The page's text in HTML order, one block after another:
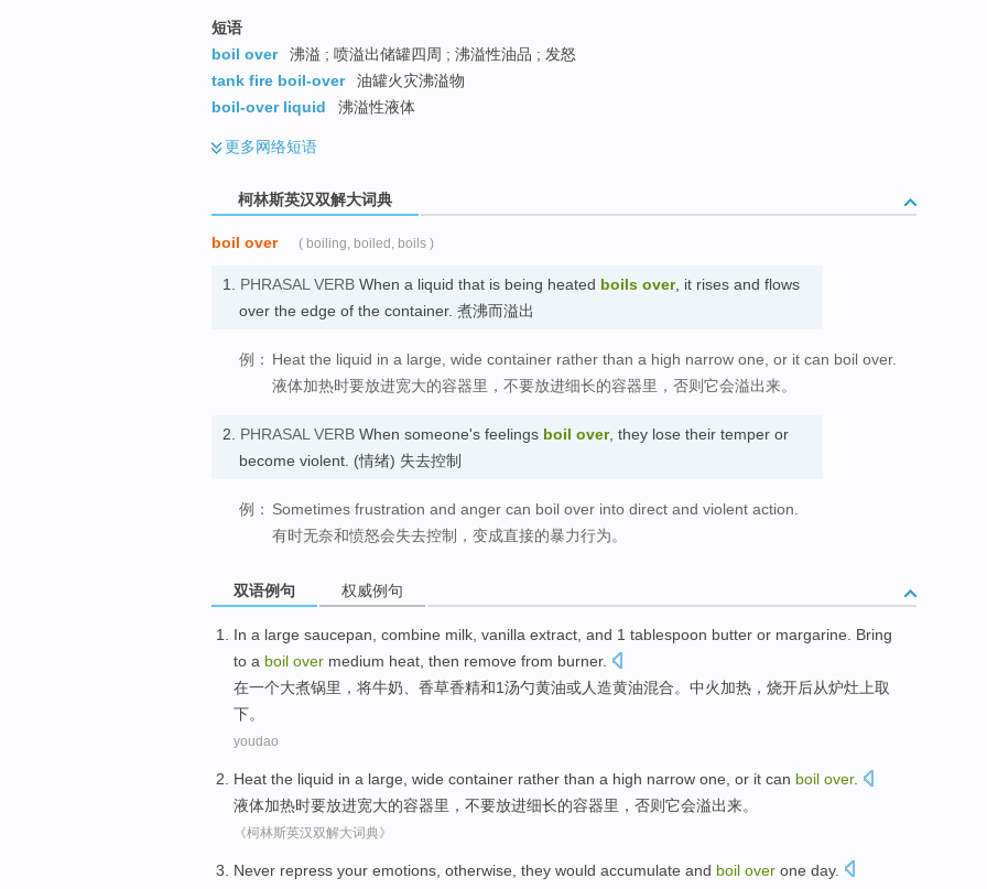
短语
boil over
沸溢 ; 喷溢出储罐四周 ; 沸溢性油品 ; 发怒
tank fire boil-over
油罐火灾沸溢物
boil-over liquid
沸溢性液体
更多网络短语
柯林斯英汉双解大词典
boil over ( boiling, boiled, boils )
1. PHRASAL VERB When a liquid that is being heated boils over, it rises and flows
over the edge of the container. 煮沸而溢出
例： Heat the liquid in a large, wide container rather than a high narrow one, or it can boil over.
液体加热时要放进宽大的容器里，不要放进细长的容器里，否则它会溢出来。
2. PHRASAL VERB When someone's feelings boil over, they lose their temper or
become violent. (情绪) 失去控制
例： Sometimes frustration and anger can boil over into direct and violent action.
有时无奈和愤怒会失去控制，变成直接的暴力行为。
双语例句 权威例句
In a large saucepan combine milk vanilla extract and 1 tablespoon butter or margarine . Bring
to a boil over medium heat , then remove from burner.
在一个大煮锅里 ， 将牛奶 香草香精和1汤勺黄油或人造黄油混合。 中火加热 ， 烧开后从炉灶上取
下。
youdao
Heat the liquid in a large, wide container rather than a high narrow one, or it can boil over.
液体加热时要放进宽大的容器里，不要放进细长的容器里， 否则它会溢出来。
《柯林斯英汉双解大词典》
Never repress your emotions otherwise they would accumulate and boil over one day.